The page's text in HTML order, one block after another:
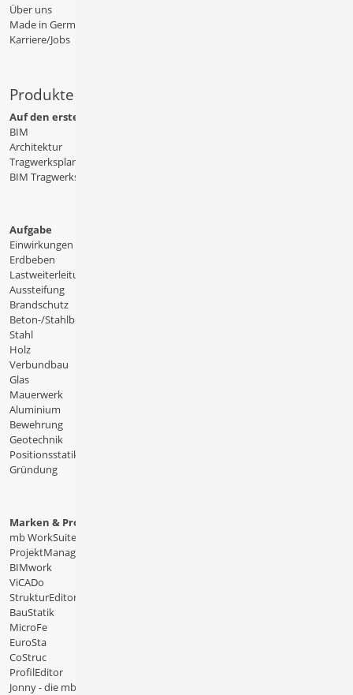
Über uns
Made in Germany
Karriere/Jobs
Produkte
Auf den ersten Blick
BIM
Architektur
Tragwerksplanung
BIM Tragwerksplanung
Aufgabe
Einwirkungen
Erdbeben
Lastweiterleitung
Aussteifung
Brandschutz
Beton-/Stahlbeton
Stahl
Holz
Verbundbau
Glas
Mauerwerk
Aluminium
Bewehrung
Geotechnik
Positionsstatik
Gründung
Marken & Produkte
mb WorkSuite
ProjektManager
BIMwork
ViCADo
StrukturEditor
BauStatik
MicroFe
EuroSta
CoStruc
ProfilEditor
Jonny - die mb-App